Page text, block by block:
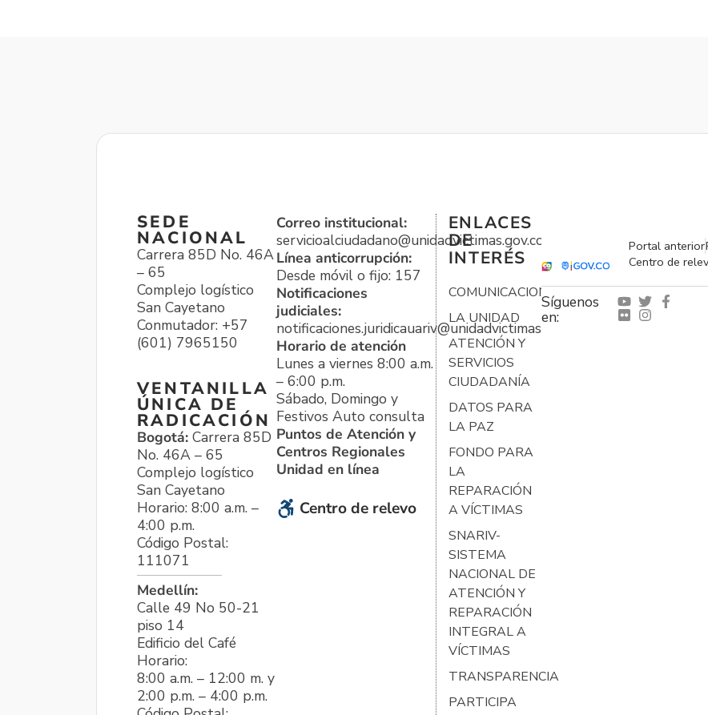
SEDE
NACIONAL
Carrera 85D No. 46A
– 65
Complejo logístico
San Cayetano
Conmutador: +57
(601) 7965150
VENTANILLA
ÚNICA DE
RADICACIÓN
Bogotá: Carrera 85D
No. 46A – 65
Complejo logístico
San Cayetano
Horario: 8:00 a.m. –
4:00 p.m.
Código Postal:
111071
Medellín:
Calle 49 No 50-21
piso 14
Edificio del Café
Horario:
8:00 a.m. – 12:00 m. y
2:00 p.m. – 4:00 p.m.
Correo institucional:
servicioalciudadano@unidadvictimas.gov.co
Línea anticorrupción:
Desde móvil o fijo: 157
Notificaciones
judiciales:
notificaciones.juridicauariv@unidadvictimas.gov.co
Horario de atención
Lunes a viernes 8:00 a.m.
– 6:00 p.m.
Sábado, Domingo y
Festivos Auto consulta
Puntos de Atención y
Centros Regionales
Unidad en línea
Centro de relevo
ENLACES
DE
INTERÉS
COMUNICACIONES
LA UNIDAD
ATENCIÓN Y
SERVICIOS
CIUDADANÍA
DATOS PARA
LA PAZ
FONDO PARA
LA
REPARACIÓN
A VÍCTIMAS
SNARIV-
SISTEMA
NACIONAL DE
ATENCIÓN Y
REPARACIÓN
INTEGRAL A
VÍCTIMAS
TRANSPARENCIA
PARTICIPA
Portal anterior
Centro de
Síguenos
en: